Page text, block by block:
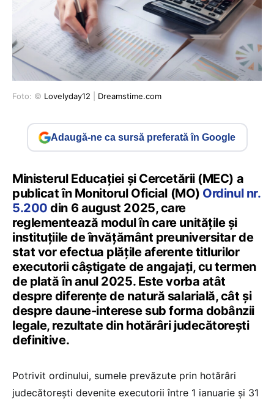
Foto: © Lovelyday12 Dreamstime.com
Adaugă-ne ca sursă preferată în Google
Ministerul Educației și Cercetării (MEC) a
publicat în Monitorul Oficial (MO) Ordinul nr.
5.200 din 6 august 2025, care
reglementează modul în care unitățile și
instituțiile de învățământ preuniversitar de
stat vor efectua plățile aferente titlurilor
executorii câștigate de angajați, cu termen
de plată în anul 2025. Este vorba atât
despre diferențe de natură salarială, cât și
despre daune-interese sub forma dobânzii
legale, rezultate din hotărâri judecătorești
definitive.
Potrivit ordinului, sumele prevăzute prin hotărâri
judecătorești devenite executorii între 1 ianuarie și 31